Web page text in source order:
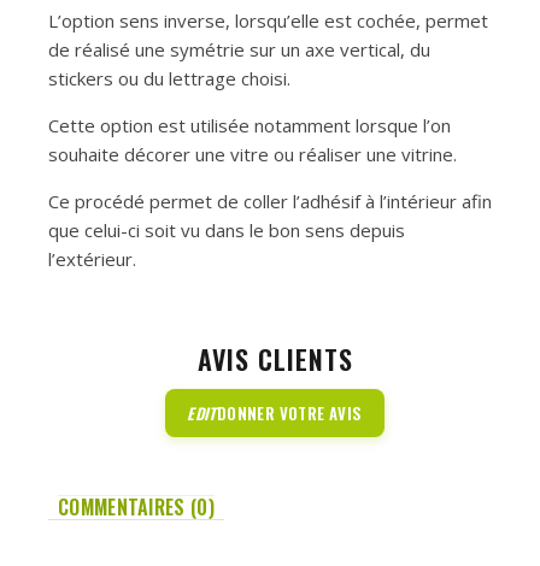
L’option sens inverse, lorsqu’elle est cochée, permet
de réalisé une symétrie sur un axe vertical, du
stickers ou du lettrage choisi.
Cette option est utilisée notamment lorsque l’on
souhaite décorer une vitre ou réaliser une vitrine.
Ce procédé permet de coller l’adhésif à l’intérieur afin
que celui-ci soit vu dans le bon sens depuis
l’extérieur.
AVIS CLIENTS
EDITDONNER VOTRE AVIS
COMMENTAIRES (0)